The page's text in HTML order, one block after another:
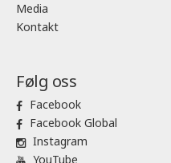
Media
Kontakt
Følg oss
Facebook
Facebook Global
Instagram
YouTube